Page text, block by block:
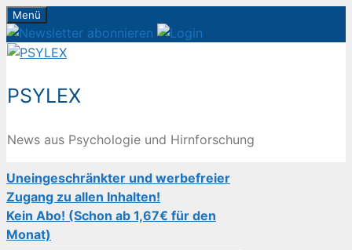
Zum
Inhalt
springen
Menü
PSYLEX
News aus Psychologie und Hirnforschung
Uneingeschränkter und werbefreier
Zugang zu allen Inhalten!
Kein Abo! (Schon ab 1,67€ für den
Monat)